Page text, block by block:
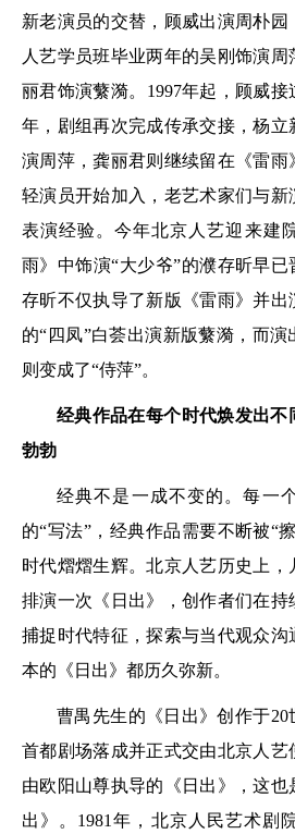
新老演员的交替，顾威出演周朴
人艺学员班毕业两年的吴刚饰演
丽君饰演蘩漪。1997年起，顾威接
年，剧组再次完成传承交接，杨
演周萍，龚丽君则继续留在《雷雨
轻演员开始加入，老艺术家们与新
表演经验。今年北京人艺迎来建
雨》中饰演“大少爷”的濮存昕早已
存昕不仅执导了新版《雷雨》并
的“四凤”白荟出演新版蘩漪，而
则变成了“侍萍”。
经典作品在每个时代焕发出
勃勃
经典不是一成不变的。每一
的“写法”，经典作品需要不断被“
时代熠熠生辉。北京人艺历史上，
排演一次《日出》，创作者们在
捕捉时代特征，探索与当代观众沟
本的《日出》都历久弥新。
曹禺先生的《日出》创作于20
首都剧场落成并正式交由北京人艺
由欧阳山尊执导的《日出》，这也
出》。1981年，北京人民艺术剧